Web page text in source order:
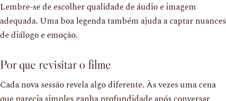
Lembre-se de escolher qualidade de áudio e imagem
adequada. Uma boa legenda também ajuda a captar nuances
de diálogo e emoção.
Por que revisitar o filme
Cada nova sessão revela algo diferente. Às vezes uma cena